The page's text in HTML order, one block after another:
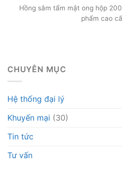
Hồng sâm tẩm mật ong hộp
phẩm cao
CHUYÊN MỤC
Hệ thống đại lý
Khuyến mại (30)
Tin tức
Tư vấn